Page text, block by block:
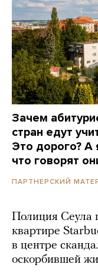
Зачем
стран едут
Это дорого? А
что говорят
ПАРТНЕРСКИЙ
Полиция Сеула
квартире
в центре
оскорбившей